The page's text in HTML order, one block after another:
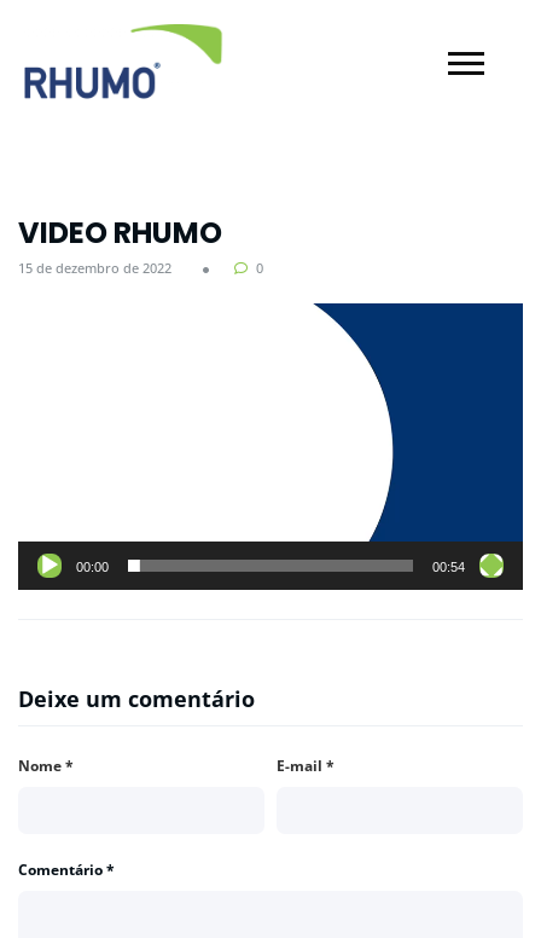
VIDEO RHUMO
15 de dezembro de 2022 0
00:00 00:54
Deixe um comentário
Nome* E-mail *
Comentário*